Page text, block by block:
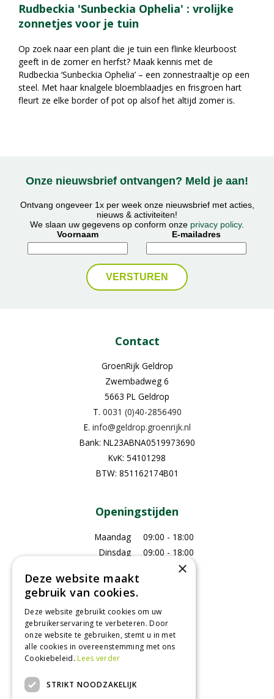
Rudbeckia 'Sunbeckia Ophelia' : vrolijke
zonnetjes voor je tuin
Op zoek naar een plant die je tuin een flinke kleurboost
geeft in de zomer en herfst? Maak kennis met de
Rudbeckia ‘Sunbeckia Ophelia’ – een zonnestraaltje op een
steel. Met haar knalgele bloemblaadjes en frisgroen hart
fleurt ze elke border of pot op alsof het altijd zomer is.
Onze nieuwsbrief ontvangen? Meld je aan!
Ontvang ongeveer 1x per week onze nieuwsbrief met acties,
nieuws & activiteiten!
We slaan uw gegevens op conform onze privacy policy.
Voornaam
E-mailadres
Contact
GroenRijk Geldrop
Zwembadweg 6
5663 PL Geldrop
T. 0031 (0)40-2856490
E. info@geldrop.groenrijk.nl
Bank: NL23ABNA0519973690
KvK: 54101298
BTW: 851162174B01
Openingstijden
Maandag
09:00 - 18:00
Dinsdag
09:00 - 18:00
09:00 - 18:00
Donderdag
Vrijdag
Zaterdag
09:00 - 17:00
Zondag
Gesloten
Toon alle openingstijden
×
Deze website maakt
gebruik van cookies.
Deze website gebruikt cookies om uw
gebruikerservaring te verbeteren. Door
onze website te gebruiken, stemt u in met
alle cookies in overeenstemming met ons
Cookiebeleid.Lees verder
STRIKT NOODZAKELIJK